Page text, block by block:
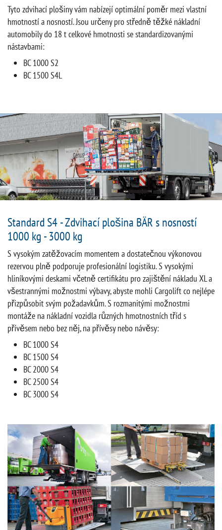
Tyto zdvihací plošiny vám nabízejí optimální poměr mezi vlastní
hmotností a nosností. Jsou určeny pro středně těžké nákladní
automobily do 18 t celkové hmotnosti se standardizovanými
nástavbami:
BC 1000 S2
BC 1500 S4L
Standard S4 - Zdvihací plošina BÄR s nosností
1000 kg - 3000 kg
S vysokým zatěžovacím momentem a dostatečnou výkonovou
rezervou plně podporuje profesionální logistiku. S vysokými
hliníkovými deskami včetně certifikátu pro zajištění nákladu XL a
všestrannými možnostmi výbavy, abyste mohli Cargolift co nejlépe
přizpůsobit svým požadavkům. S rozmanitými možnostmi
montáže na nákladní vozidla různých hmotnostních tříd s
přívěsem nebo bez něj, na přívěsy nebo návěsy:
BC 1000 S4
BC 1500 S4
BC 2000 S4
BC 2500 S4
BC 3000 S4